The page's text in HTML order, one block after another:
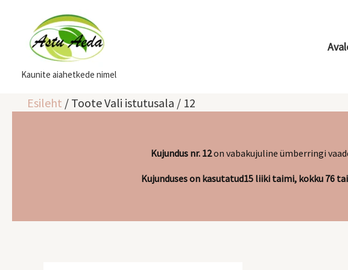
content
Kaunite aiahetkede nimel
Esileht / Toote Vali istutusala / 12
Kujundus nr. 12on vabakujuline ümberringi
Kujunduses on kasutatud15 liiki taimi, kokku 76